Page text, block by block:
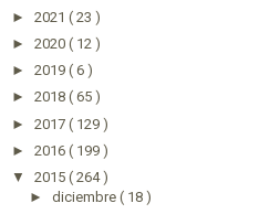
► 2021 ( 23 )
► 2020 ( 12 )
► 2019 ( 6 )
► 2018 ( 65 )
► 2017 ( 129 )
► 2016 ( 199 )
▼ 2015 ( 264 )
► diciembre ( 18 )